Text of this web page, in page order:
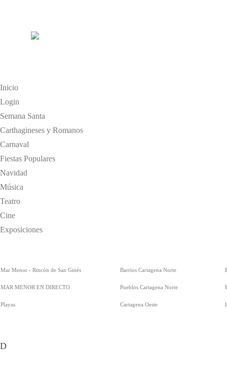
Inicio
Login
Semana Santa
Carthagineses y Romanos
Carnaval
Fiestas Populares
Navidad
Música
Teatro
Cine
Exposiciones
Mar Menor - Rincón de San Ginés
MAR MENOR EN DIRECTO
Playas
Barrios Cartagena Norte
Pueblos Cartagena Norte
Cartagena Oeste
D